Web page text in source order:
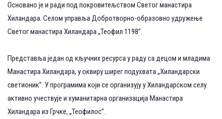
Основано је и ради под покровитељством Светог манастира
Хиландара. Селом управља Добротворно-образовно удружење
Светог манастира Хиландара „Теофил 1198”.
Представља један од кључних ресурса у раду са децом и младима
Манастира Хиландара, у оквиру ширег подухвата „Хиландарски
светионик”. У програмима који се организују у Хиландарском селу
активно учествује и хуманитарна организација Манастира
Хиландара из Грчке, „Теофилос”.